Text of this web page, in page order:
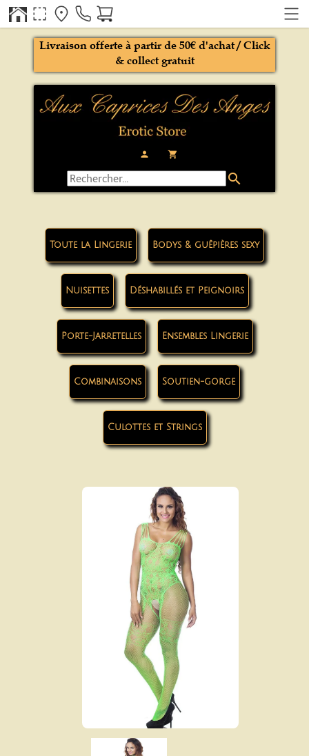
person local_grocery_store
Livraison offerte à partir de 50€ d'achat / Click
& collect gratuit
search
Toute la Lingerie Bodys & guêpières sexy
Nuisettes Déshabillés et Peignoirs
Porte-Jarretelles Ensembles Lingerie
Combinaisons Soutien-gorge
Culottes et Strings